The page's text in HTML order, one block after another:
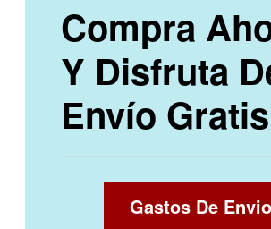
Compra
Y Disfruta
Envío Gratis
Gastos De Envio